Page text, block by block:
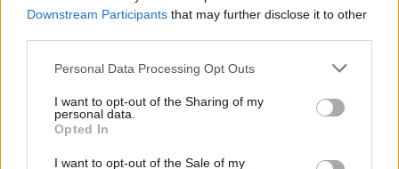
Downstream Participants that may further disclose it to other
Personal Data Processing Opt Outs
I want to opt-out of the Sharing of my
personal data.
Opted In
I want to opt-out of the Sale of my
PNȚCD (Pavelescu)
PNCR (Terheș)
Partidul Patrioților (Surugiu)
FAR (Coarnă)
România pe Primul Loc (Ponta)